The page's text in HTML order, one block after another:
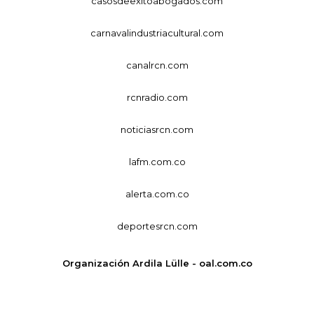
carnavalindustriacultural.com
canalrcn.com
rcnradio.com
noticiasrcn.com
lafm.com.co
alerta.com.co
deportesrcn.com
Organización Ardila Lülle - oal.com.co